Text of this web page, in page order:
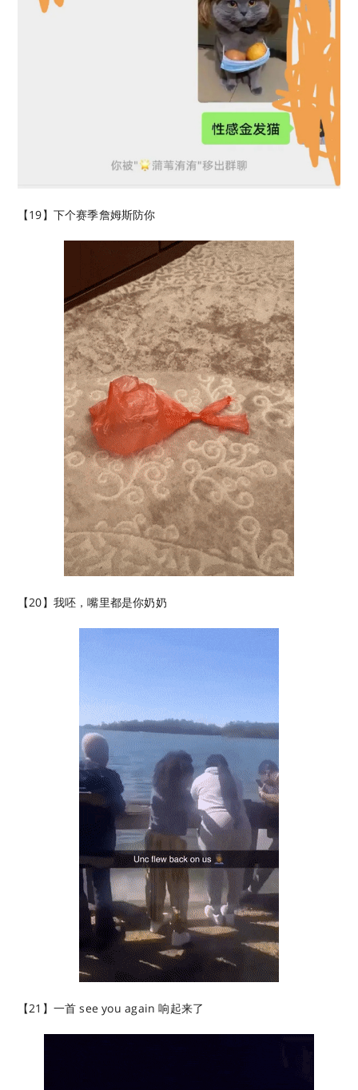
【19】下个赛季詹姆斯防你
【20】我呸，嘴里都是你奶奶
【21】一首 see you again 响起来了